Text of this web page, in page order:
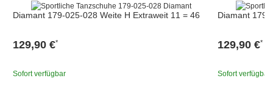
Diamant 179-025-028 Weite H Extraweit 11 = 46
129,90 €*
Sofort verfügbar
Diamant 179-
129,90 €*
Sofort verfügbar